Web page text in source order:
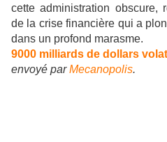
cette administration obscure,
de la crise financière qui a
dans un profond marasme.
9000 milliards de dollars
envoyé parMecanopolis.